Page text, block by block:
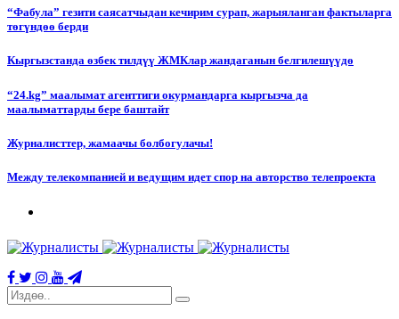
“Фабула” гезити саясатчыдан кечирим сурап, жарыяланган фактыларга
төгүндөө берди
Кыргызстанда өзбек тилдүү ЖМКлар жандаганын белгилешүүдө
“24.kg” маалымат агенттиги окурмандарга кыргызча да
маалыматтарды бере баштайт
Журналисттер, жамаачы болбогулачы!
Между телекомпанией и ведущим идет спор на авторство телепроекта